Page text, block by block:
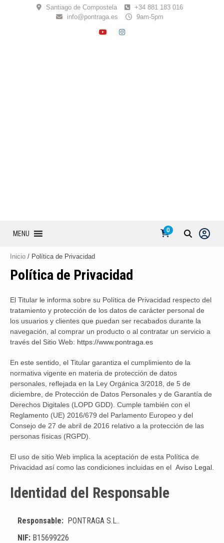
Santiago de Compostela
+34 881 183 016
info@pontraga.es
9am-5pm
YOUTUBE
INSTAGRAM
MENU 0
Inicio / Política de Privacidad
Política de Privacidad
El Titular le informa sobre su Política de Privacidad respecto del
tratamiento y protección de los datos de carácter personal de
los usuarios y clientes que puedan ser recabados durante la
navegación, al comprar un producto o al contratar un servicio a
través del Sitio Web: https://www.pontraga.es
En este sentido, el Titular garantiza el cumplimiento de la
normativa vigente en materia de protección de datos
personales, reflejada en la Ley Orgánica 3/2018, de 5 de
diciembre, de Protección de Datos Personales y de Garantía de
Derechos Digitales (LOPD GDD). Cumple también con el
Reglamento (UE) 2016/679 del Parlamento Europeo y del
Consejo de 27 de abril de 2016 relativo a la protección de las
personas físicas (RGPD).
El uso de sitio Web implica la aceptación de esta Política de
Privacidad así como las condiciones incluidas en el Aviso Legal
Identidad del Responsable
Responsable: PONTRAGA S.L..
NIF: B15699226